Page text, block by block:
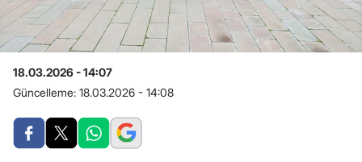
18.03.2026 - 14:07
Güncelleme: 18.03.2026 - 14:08